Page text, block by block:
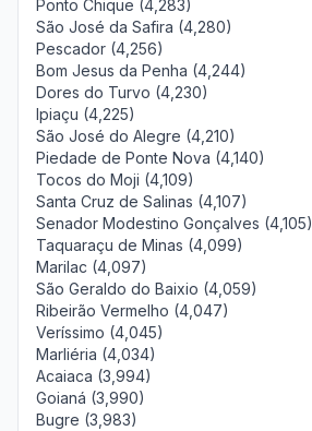
Ponto Chique (4,283)
São José da Safira (4,280)
Pescador (4,256)
Bom Jesus da Penha (4,244)
Dores do Turvo (4,230)
Ipiaçu (4,225)
São José do Alegre (4,210)
Piedade de Ponte Nova (4,140)
Tocos do Moji (4,109)
Santa Cruz de Salinas (4,107)
Senador Modestino Gonçalves (4,105)
Taquaraçu de Minas (4,099)
Marilac (4,097)
São Geraldo do Baixio (4,059)
Ribeirão Vermelho (4,047)
Veríssimo (4,045)
Marliéria (4,034)
Acaiaca (3,994)
Goianá (3,990)
Bugre (3,983)